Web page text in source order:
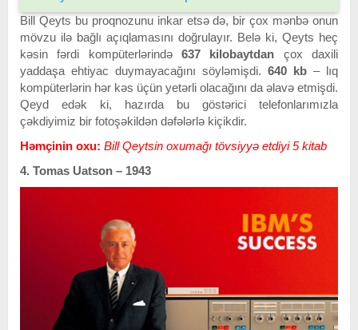
Bill Qeyts bu proqnozunu inkar etsə də, bir çox mənbə onun
mövzu ilə bağlı açıqlamasını doğrulayır. Belə ki, Qeyts heç
kəsin fərdi kompüterlərində 637 kilobaytdan çox daxili
yaddaşa ehtiyac duymayacağını söyləmişdi. 640 kb – lıq
kompüterlərin hər kəs üçün yetərli olacağını da əlavə etmişdi.
Qeyd edək ki, hazırda bu göstərici telefonlarımızla
çəkdiyimiz bir fotoşəkildən dəfələrlə kiçikdir.
Həmçinin oxu: Bill Qeytsin oxumağı tövsiyyə etdiyi 5 kitab
4. Tomas Uatson – 1943